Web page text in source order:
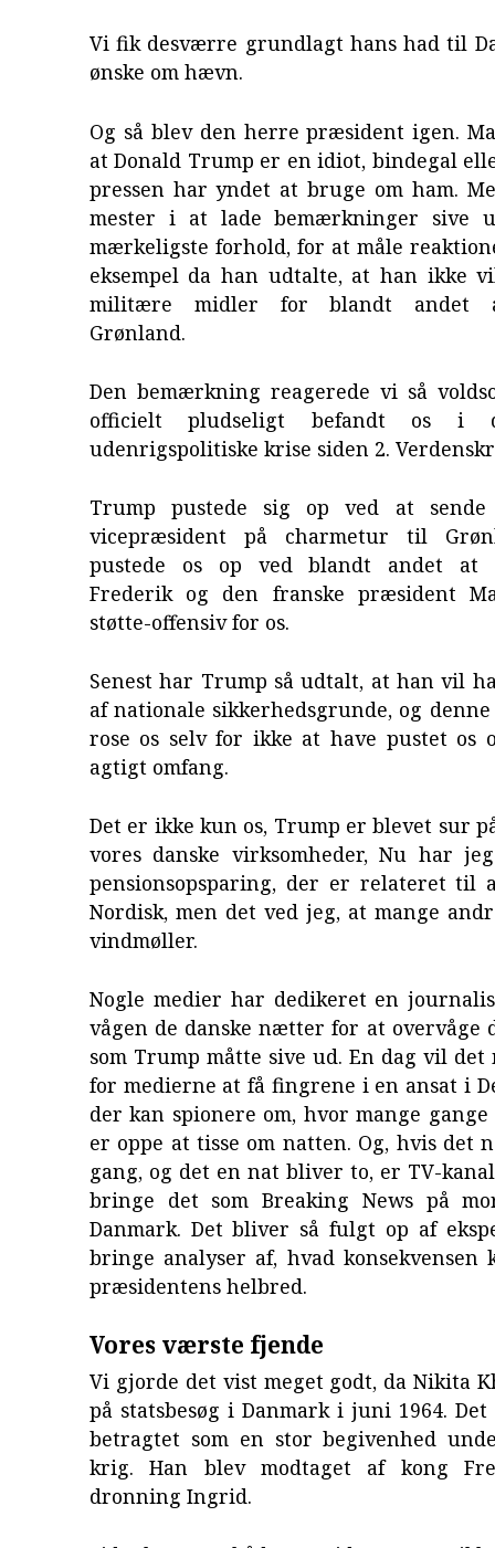
Vi fik desværre grundlagt hans had til
ønske om hævn.
Og så blev den herre præsident igen.
at Donald Trump er en idiot, bindegal
pressen har yndet at bruge om ham.
mester i at lade bemærkninger sive
mærkeligste forhold, for at måle
eksempel da han udtalte, at han ikke
militære midler for blandt andet
Grønland.
Den bemærkning reagerede vi så
officielt pludseligt befandt os i
udenrigspolitiske krise siden 2.
Trump pustede sig op ved at
vicepræsident på charmetur til
pustede os op ved blandt andet at
Frederik og den franske præsident
støtte-offensiv for os.
Senest har Trump så udtalt, at han vil
af nationale sikkerhedsgrunde, og
rose os selv for ikke at have pustet os
agtigt omfang.
Det er ikke kun os, Trump er blevet sur
vores danske virksomheder, Nu har
pensionsopsparing, der er relateret til
Nordisk, men det ved jeg, at mange
vindmøller.
Nogle medier har dedikeret en
vågen de danske nætter for at overvåge
som Trump måtte sive ud. En dag vil det
for medierne at få fingrene i en ansat i
der kan spionere om, hvor mange
er oppe at tisse om natten. Og, hvis det
gang, og det en nat bliver to, er TV-
bringe det som Breaking News på
Danmark. Det bliver så fulgt op af
bringe analyser af, hvad
præsidentens helbred.
Vores værste fjende
Vi gjorde det vist meget godt, da Nikita
på statsbesøg i Danmark i juni 1964. Det
betragtet som en stor begivenhed
krig. Han blev modtaget af kong
dronning Ingrid.